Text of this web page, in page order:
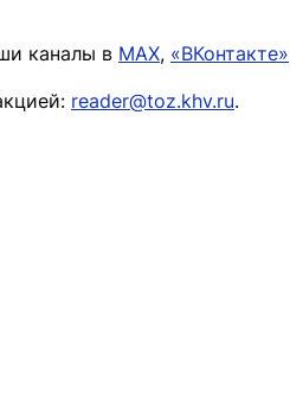
каналы в MAX, «ВКонтакте»
reader@toz.khv.ru.